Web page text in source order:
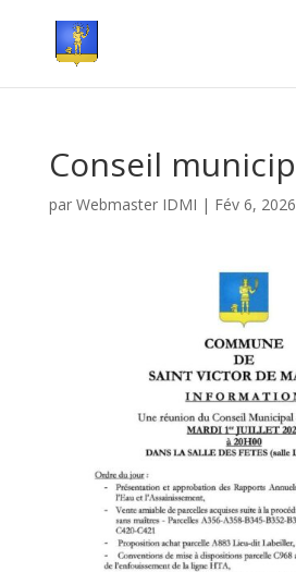
Conseil
par Webmaster IDMI | Fév 6, 2026